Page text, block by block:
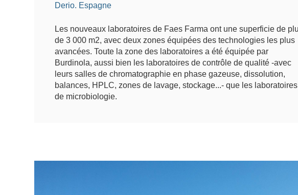
Derio. Espagne
Les nouveaux laboratoires de Faes Farma ont une superficie de
de 3 000 m2, avec deux zones équipées des technologies les plus
avancées. Toute la zone des laboratoires a été équipée par
Burdinola, aussi bien les laboratoires de contrôle de qualité -avec
leurs salles de chromatographie en phase gazeuse, dissolution,
balances, HPLC, zones de lavage, stockage...- que les laboratoires
de microbiologie.